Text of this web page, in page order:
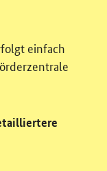
einfach